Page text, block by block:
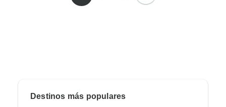
Destinos más populares